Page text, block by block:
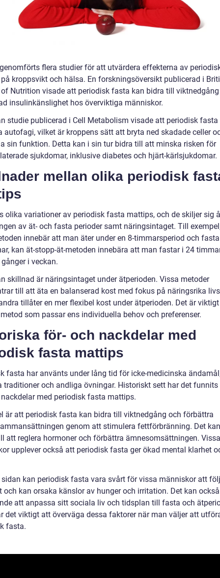
flera studier för att utvärdera effekterna av
kroppsvikt och hälsa. En forskningsöversikt publicerad i
Nutrition visade att periodisk fasta kan bidra till
insulinkänslighet hos överviktiga människor.
studie publicerad i Cell Metabolism visade att periodisk fasta
autofagi, vilket är kroppens sätt att bryta ned skadade celler
sin funktion. Detta kan i sin tur bidra till att minska risken för
sjukdomar, inklusive diabetes och hjärt-kärlsjukdomar.
mellan olika periodisk
olika variationer av periodisk fasta mattips, och de skiljer sig
av ät- och fasta perioder samt näringsintaget. Till
innebär att man äter under en 8-timmarsperiod och
kan ät-stopp-ät-metoden innebära att man fastar i 24
i veckan.
skillnad är näringsintaget under ätperioden. Vissa metoder
till att äta en balanserad kost med fokus på näringsrika
tillåter en mer flexibel kost under ätperioden. Det är
som passar ens individuella behov och preferenser.
för- och nackdelar med
fasta mattips
fasta har använts under lång tid för icke-medicinska
traditioner och andliga övningar. Historiskt sett har det funnits
med periodisk fasta mattips.
är att periodisk fasta kan bidra till viktnedgång och förbättra
genom att stimulera fettförbränning. Det
att reglera hormoner och förbättra ämnesomsättningen. Vissa
upplever också att periodisk fasta ger ökad mental klarhet
sidan kan periodisk fasta vara svårt för vissa människor att
och kan orsaka känslor av hunger och irritation. Det kan
att anpassa sitt sociala liv och tidsplan till fasta och
det viktigt att överväga dessa faktorer när man väljer att
fasta.